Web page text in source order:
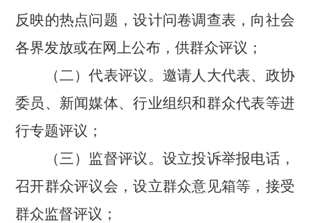
反映的热点问题，设计问卷调查表，向社会
各界发放或在网上公布，供群众评议；
（二）代表评议。邀请人大代表、政协
委员、新闻媒体、行业组织和群众代表等进
行专题评议；
（三）监督评议。设立投诉举报电话，
召开群众评议会，设立群众意见箱等，接受
群众监督评议；